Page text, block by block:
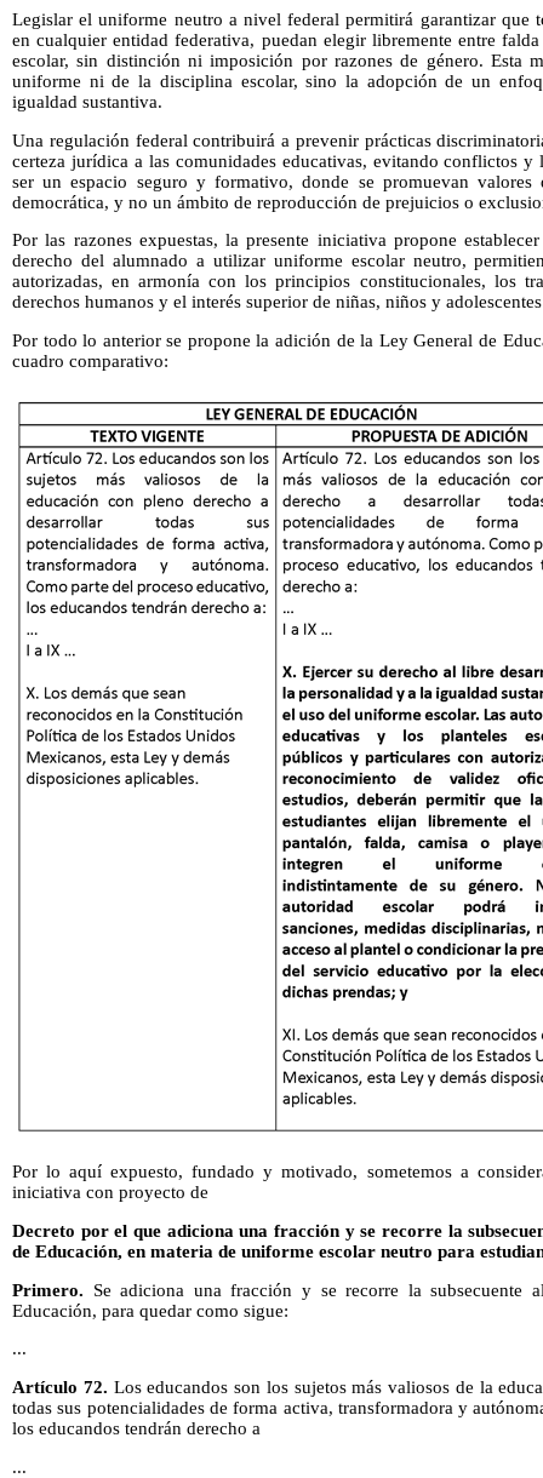
Legislar el uniforme neutro a nivel federal permitirá garantizar que
en cualquier entidad federativa, puedan elegir libremente entre
escolar, sin distinción ni imposición por razones de género. Esta
uniforme ni de la disciplina escolar, sino la adopción de un
igualdad sustantiva.
Una regulación federal contribuirá a prevenir prácticas
certeza jurídica a las comunidades educativas, evitando conflictos y
ser un espacio seguro y formativo, donde se promuevan
democrática, y no un ámbito de reproducción de prejuicios o
Por las razones expuestas, la presente iniciativa propone
derecho del alumnado a utilizar uniforme escolar neutro,
autorizadas, en armonía con los principios constitucionales, los
derechos humanos y el interés superior de niñas, niños y
Por todo lo anterior se propone la adición de la Ley General de
cuadro comparativo:
Por lo aquí expuesto, fundado y motivado, sometemos a
iniciativa con proyecto de
Decreto por el que adiciona una fracción y se recorre la
de Educación, en materia de uniforme escolar neutro para
Primero. Se adiciona una fracción y se recorre la
Educación, para quedar como sigue:
...
Artículo 72. Los educandos son los sujetos más valiosos de la
todas sus potencialidades de forma activa, transformadora y
los educandos tendrán derecho a
...